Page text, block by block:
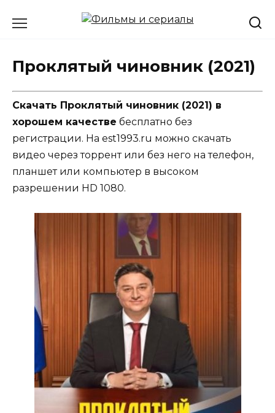
Проклятый чиновник (2021)
Скачать Проклятый чиновник (2021) в
хорошем качестве бесплатно без
регистрации. На est1993.ru можно скачать
видео через торрент или без него на телефон,
планшет или компьютер в высоком
разрешении HD 1080.